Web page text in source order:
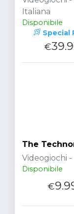
Italiana
Disponibile
Special
€
The
Videogiochi -
Disponibile
€